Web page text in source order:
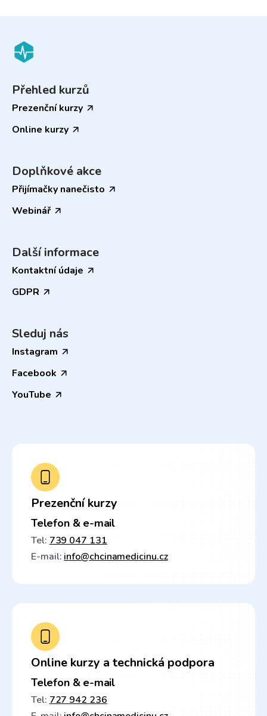
Přehled kurzů
Prezenční kurzy
Online kurzy
Doplňkové akce
Přijímačky nanečisto
Webinář
Další informace
Kontaktní údaje
GDPR
Sleduj nás
Instagram
Facebook
YouTube
Prezenční kurzy
Telefon & e-mail
Tel: 739 047 131
E-mail: info@chcinamedicinu.cz
Online kurzy a technická podpora
Telefon & e-mail
Tel: 727 942 236